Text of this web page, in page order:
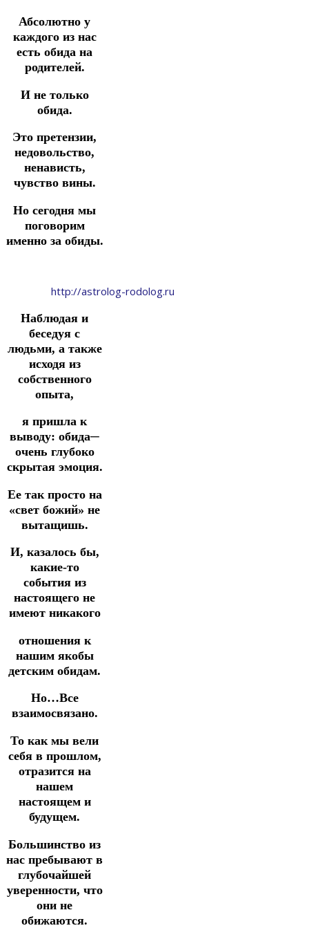
Абсолютно у
каждого из нас
есть обида на
родителей.
И не только
обида.
Это претензии,
недовольство,
ненависть,
чувство вины.
Но сегодня мы
поговорим
именно за обиды.
http://astrolog-rodolog.ru
Наблюдая и
беседуя с
людьми, а также
исходя из
собственного
опыта,
я пришла к
выводу: обида─
очень глубоко
скрытая эмоция.
Ее так просто на
«свет божий» не
вытащишь.
И, казалось бы,
какие-то
события из
настоящего не
имеют никакого
отношения к
нашим якобы
детским обидам.
Но…Все
взаимосвязано.
То как мы вели
себя в прошлом,
отразится на
нашем
настоящем и
будущем.
Большинство из
нас пребывают в
глубочайшей
уверенности, что
они не
обижаются.